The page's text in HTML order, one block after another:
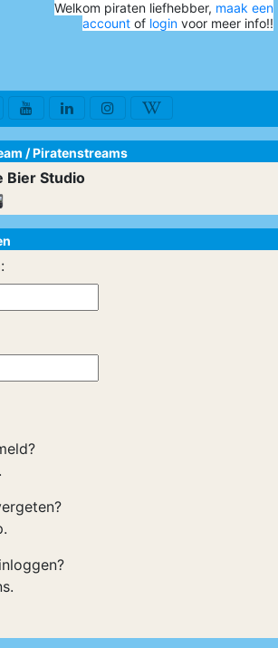
Welkom piraten liefhebber, maak een
account of login voor meer info!!
/Piratenstreams
Bier Studio